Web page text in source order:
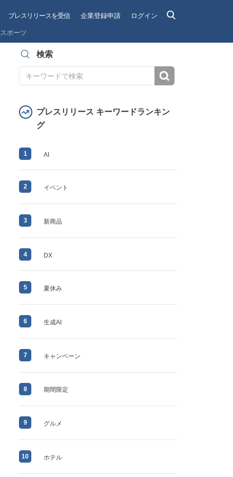
プレスリリースを受信 企業登録申請 ログイン
スポーツ
検索
プレスリリース キーワードランキン
グ
1 AI
2 イベント
3 新商品
4 DX
5 夏休み
6 生成AI
7 キャンペーン
8 期間限定
9 グルメ
10 ホテル